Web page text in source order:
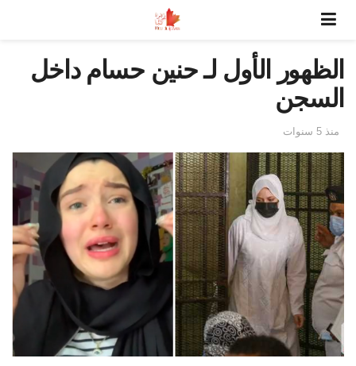
الظهور الأول لـ حنين حسام داخل
السجن
منذ 5 سنوات